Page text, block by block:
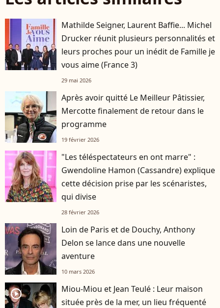
Mathilde Seigner, Laurent Baffie... Michel
Drucker réunit plusieurs personnalités et
leurs proches pour un inédit de Famille je
vous aime (France 3)
29 mai 2026
Après avoir quitté Le Meilleur Pâtissier,
Mercotte finalement de retour dans le
programme
19 février 2026
"Les téléspectateurs en ont marre" :
Gwendoline Hamon (Cassandre) explique
cette décision prise par les scénaristes,
qui divise
28 février 2026
Loin de Paris et de Douchy, Anthony
Delon se lance dans une nouvelle
aventure
10 mars 2026
player2
Miou-Miou et Jean Teulé : Leur maison
située près de la mer, un lieu fréquenté